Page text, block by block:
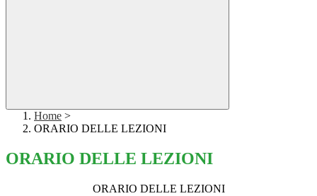
Home >
ORARIO DELLE LEZIONI
ORARIO DELLE LEZIONI
ORARIO DELLE LEZIONI